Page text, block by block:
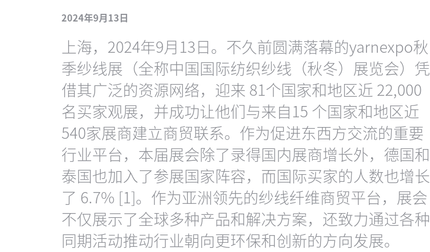
2024年9月13日
上海，2024年9月13日。不久前圆满落幕的yarnexpo秋
季纱线展（全称中国国际纺织纱线（秋冬）展览会）凭
借其广泛的资源网络，迎来 81个国家和地区近 22,000
名买家观展，并成功让他们与来自15 个国家和地区近
540家展商建立商贸联系。作为促进东西方交流的重要
行业平台，本届展会除了录得国内展商增长外，德国和
泰国也加入了参展国家阵容，而国际买家的人数也增长
了 6.7% [1]。作为亚洲领先的纱线纤维商贸平台，展会
不仅展示了全球多种产品和解决方案，还致力通过各种
同期活动推动行业朝向更环保和创新的方向发展。